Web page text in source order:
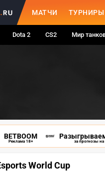
МАТЧИ ТУРНИРЫ
Dota 2 CS2 Мир
BETBOOM
Реклама 18+ за прогнозы на
World Cup